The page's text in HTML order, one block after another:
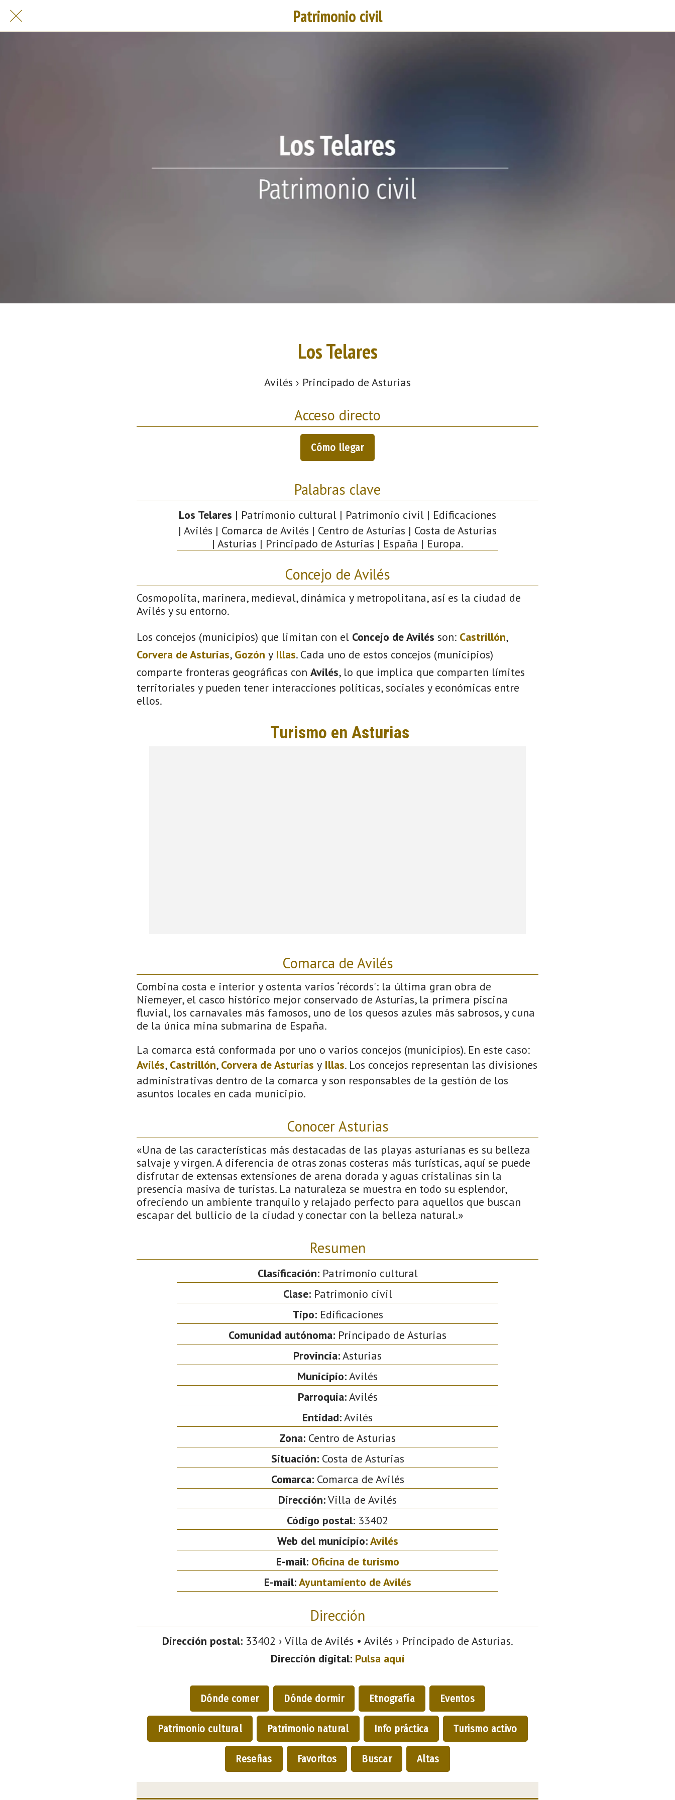
Patrimonio civil
Los Telares
Avilés › Principado de Asturias
Acceso directo
Cómo llegar
Palabras clave
Los Telares | Patrimonio cultural | Patrimonio civil | Edificaciones
| Avilés | Comarca de Avilés | Centro de Asturias | Costa de Asturias
| Asturias | Principado de Asturias | España | Europa.
Concejo de Avilés
Cosmopolita, marinera, medieval, dinámica y metropolitana, así es la ciudad de
Avilés y su entorno.
Los concejos (municipios) que limitan con el Concejo de Avilés son: Castrillón,
Corvera de Asturias, Gozón y Illas. Cada uno de estos concejos (municipios)
comparte fronteras geográficas con Avilés, lo que implica que comparten límites
territoriales y pueden tener interacciones políticas, sociales y económicas entre
ellos.
Comarca de Avilés
Combina costa e interior y ostenta varios ‘récords': la última gran obra de
Niemeyer, el casco histórico mejor conservado de Asturias, la primera piscina
fluvial, los carnavales más famosos, uno de los quesos azules más sabrosos, y cuna
de la única mina submarina de España.
La comarca está conformada por uno o varios concejos (municipios). En este caso:
Avilés, Castrillón, Corvera de Asturias y Illas. Los concejos representan las divisiones
administrativas dentro de la comarca y son responsables de la gestión de los
asuntos locales en cada municipio.
Conocer Asturias
«Una de las características más destacadas de las playas asturianas es su belleza
salvaje y virgen. A diferencia de otras zonas costeras más turísticas, aquí se puede
disfrutar de extensas extensiones de arena dorada y aguas cristalinas sin la
presencia masiva de turistas. La naturaleza se muestra en todo su esplendor,
ofreciendo un ambiente tranquilo y relajado perfecto para aquellos que buscan
escapar del bullicio de la ciudad y conectar con la belleza natural.»
Resumen
Clasificación:Patrimonio cultural
Clase:Patrimonio civil
Tipo:Edificaciones
Comunidad autónoma: Principado de Asturias
Provincia:Asturias
Municipio:Avilés
Parroquia:Avilés
Entidad:Avilés
Zona: Centro de Asturias
Situación:Costa de Asturias
Comarca:Comarca de Avilés
Dirección:Villa de Avilés
Código postal: 33402
Web del municipio:Avilés
E-mail: Oficina de turismo
E-mail:Ayuntamiento de Avilés
Dirección
Dirección postal:33402 › Villa de Avilés • Avilés › Principado de Asturias.
Dirección digital: Pulsa aquí
Dónde comer Dónde dormir Etnografía Eventos
Patrimonio cultural Patrimonio natural Info práctica Turismo activo
Reseñas Favoritos Buscar Altas